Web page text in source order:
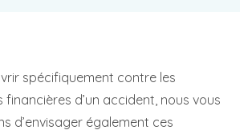
spécifiquement contre les
financières d’un accident, nous vous
d’envisager également ces